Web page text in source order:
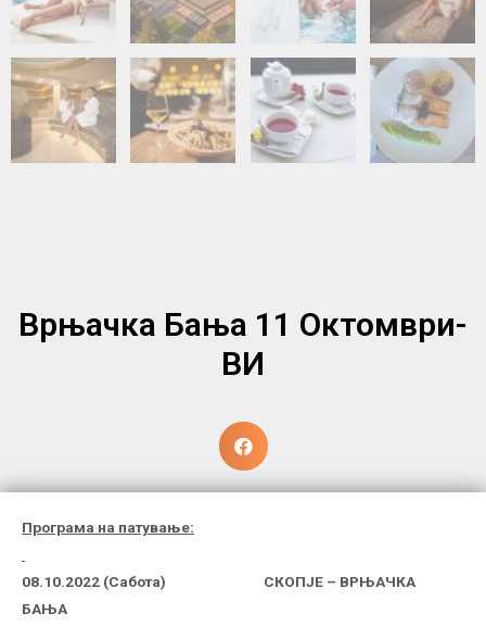
Врњачка Бања 11 Октомври-
ВИ
Програма на патување:
08.10.2022 (Сабота) СКОПЈЕ – ВРЊАЧКА
БАЊА